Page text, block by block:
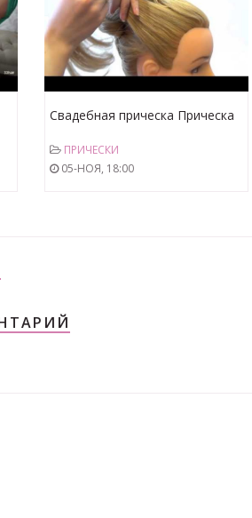
Свадебная прическа Прическа
своими руками
ПРИЧЕСКИ
05-НОЯ, 18:00